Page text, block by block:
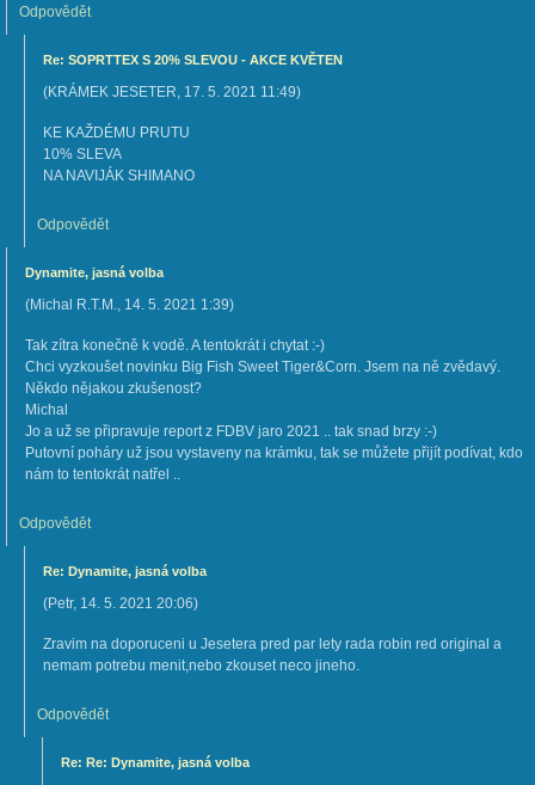
Odpovědět
Re: SOPRTTEX S 20% SLEVOU - AKCE KVĚTEN
(KRÁMEK JESETER, 17. 5. 2021 11:49)
KE KAŽDÉMU PRUTU
10% SLEVA
NA NAVIJÁK SHIMANO
Odpovědět
Dynamite, jasná volba
(Michal R.T.M., 14. 5. 2021 1:39)
Tak zítra konečně k vodě. A tentokrát i chytat :-)
Chci vyzkoušet novinku Big Fish Sweet Tiger&Corn. Jsem na ně zvědavý.
Někdo nějakou zkušenost?
Michal
Jo a už se připravuje report z FDBV jaro 2021 .. tak snad brzy :-)
Putovní poháry už jsou vystaveny na krámku, tak se můžete přijít podívat, kdo
nám to tentokrát natřel ..
Odpovědět
Re: Dynamite, jasná volba
(Petr, 14. 5. 2021 20:06)
Zravim na doporuceni u Jesetera pred par lety rada robin red original a
nemam potrebu menit,nebo zkouset neco jineho.
Odpovědět
Re: Re: Dynamite, jasná volba